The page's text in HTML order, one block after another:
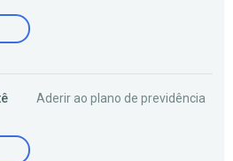
Aderir ao plano de previdência